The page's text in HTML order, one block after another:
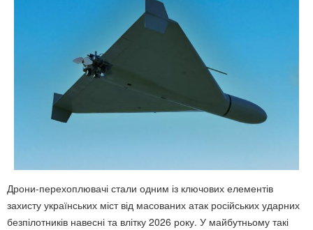
Дрони-перехоплювачі стали одним із ключових елементів
захисту українських міст від масованих атак російських ударних
безпілотників навесні та влітку 2026 року. У майбутньому такі